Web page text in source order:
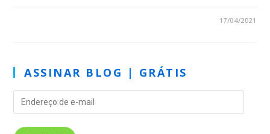
17/04/2021
ASSINAR BLOG | GRÁTIS